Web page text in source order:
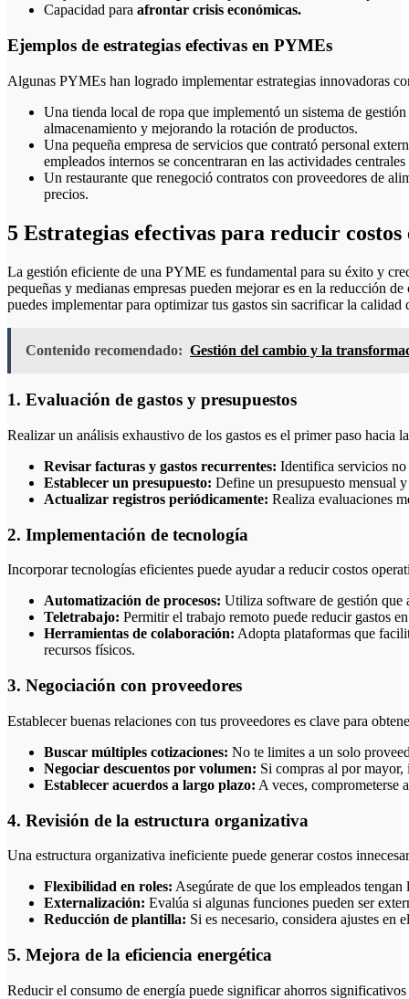
Capacidad para afrontar crisis económicas.
Ejemplos de estrategias efectivas en PYMEs
Algunas PYMEs han logrado implementar estrategias innovadoras
Una tienda local de ropa que implementó un sistema de
almacenamiento y mejorando la rotación de productos.
Una pequeña empresa de servicios que contrató personal
empleados internos se concentraran en las actividades
Un restaurante que renegoció contratos con proveedores de
precios.
5 Estrategias efectivas para reducir
La gestión eficiente de una PYME es fundamental para su éxito y
pequeñas y medianas empresas pueden mejorar es en la reducción
puedes implementar para optimizar tus gastos sin sacrificar la calidad
Contenido recomendado: Gestión del cambio y la
1. Evaluación de gastos y presupuestos
Realizar un análisis exhaustivo de los gastos es el primer paso hacia
Revisar facturas y gastos recurrentes: Identifica servicios
Establecer un presupuesto: Define un presupuesto mensual
Actualizar registros periódicamente: Realiza evaluaciones
2. Implementación de tecnología
Incorporar tecnologías eficientes puede ayudar a reducir costos
Automatización de procesos: Utiliza software de gestión que
Teletrabajo: Permitir el trabajo remoto puede reducir gastos
Herramientas de colaboración: Adopta plataformas que
recursos físicos.
3. Negociación con proveedores
Establecer buenas relaciones con tus proveedores es clave para
Buscar múltiples cotizaciones: No te limites a un solo
Negociar descuentos por volumen: Si compras al por
Establecer acuerdos a largo plazo: A veces, comprometerse
4. Revisión de la estructura organizativa
Una estructura organizativa ineficiente puede generar costos
Flexibilidad en roles: Asegúrate de que los empleados
Externalización: Evalúa si algunas funciones pueden ser
Reducción de plantilla: Si es necesario, considera ajustes en
5. Mejora de la eficiencia energética
Reducir el consumo de energía puede significar ahorros